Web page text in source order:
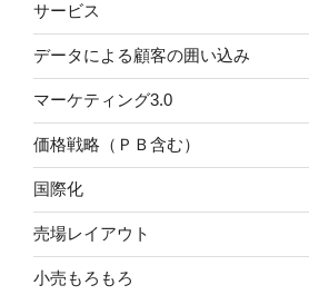
サービス
データによる顧客の囲い込み
マーケティング3.0
価格戦略（ＰＢ含む）
国際化
売場レイアウト
小売もろもろ